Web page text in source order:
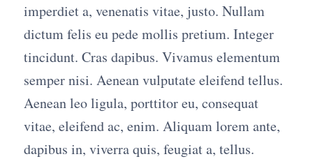
imperdiet a, venenatis vitae, justo. Nullam
dictum felis eu pede mollis pretium. Integer
tincidunt. Cras dapibus. Vivamus elementum
semper nisi. Aenean vulputate eleifend tellus.
Aenean leo ligula, porttitor eu, consequat
vitae, eleifend ac, enim. Aliquam lorem ante,
dapibus in, viverra quis, feugiat a, tellus.